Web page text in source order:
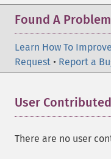
Found A
Learn How To
Request • Report a
User
There are no user